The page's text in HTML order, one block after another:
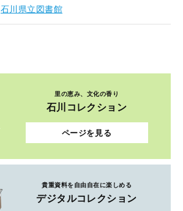
石川県立図書館
里の恵み、文化の香り
石川コレクション
ページを見る
貴重資料を自由自在に楽しめる
デジタルコレクション